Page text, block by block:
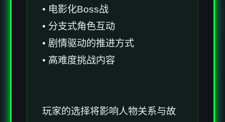
• 电影化Boss战
• 分支式角色互动
• 剧情驱动的推进方式
• 高难度挑战内容
玩家的选择将影响人物关系与故